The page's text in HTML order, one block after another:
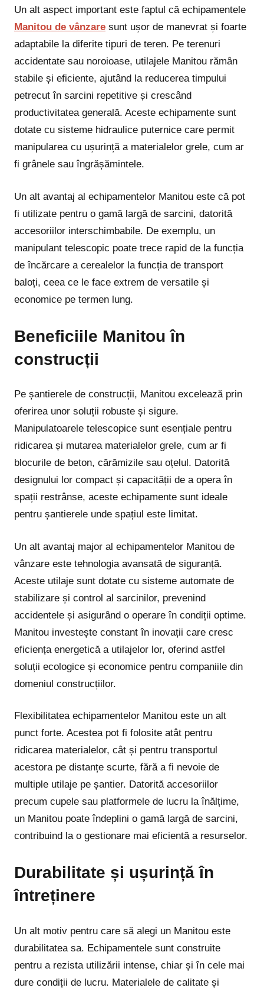
Un alt aspect important este faptul că echipamentele
Manitou de vânzare sunt ușor de manevrat și foarte
adaptabile la diferite tipuri de teren. Pe terenuri
accidentate sau noroioase, utilajele Manitou rămân
stabile și eficiente, ajutând la reducerea timpului
petrecut în sarcini repetitive și crescând
productivitatea generală. Aceste echipamente sunt
dotate cu sisteme hidraulice puternice care permit
manipularea cu ușurință a materialelor grele, cum ar
fi grânele sau îngrășămintele.
Un alt avantaj al echipamentelor Manitou este că pot
fi utilizate pentru o gamă largă de sarcini, datorită
accesoriilor interschimbabile. De exemplu, un
manipulant telescopic poate trece rapid de la funcția
de încărcare a cerealelor la funcția de transport
baloți, ceea ce le face extrem de versatile și
economice pe termen lung.
Beneficiile Manitou în
construcții
Pe șantierele de construcții, Manitou excelează prin
oferirea unor soluții robuste și sigure.
Manipulatoarele telescopice sunt esențiale pentru
ridicarea și mutarea materialelor grele, cum ar fi
blocurile de beton, cărămizile sau oțelul. Datorită
designului lor compact și capacității de a opera în
spații restrânse, aceste echipamente sunt ideale
pentru șantierele unde spațiul este limitat.
Un alt avantaj major al echipamentelor Manitou de
vânzare este tehnologia avansată de siguranță.
Aceste utilaje sunt dotate cu sisteme automate de
stabilizare și control al sarcinilor, prevenind
accidentele și asigurând o operare în condiții optime.
Manitou investește constant în inovații care cresc
eficiența energetică a utilajelor lor, oferind astfel
soluții ecologice și economice pentru companiile din
domeniul construcțiilor.
Flexibilitatea echipamentelor Manitou este un alt
punct forte. Acestea pot fi folosite atât pentru
ridicarea materialelor, cât și pentru transportul
acestora pe distanțe scurte, fără a fi nevoie de
multiple utilaje pe șantier. Datorită accesoriilor
precum cupele sau platformele de lucru la înălțime,
un Manitou poate îndeplini o gamă largă de sarcini,
contribuind la o gestionare mai eficientă a resurselor.
Durabilitate și ușurință în
întreținere
Un alt motiv pentru care să alegi un Manitou este
durabilitatea sa. Echipamentele sunt construite
pentru a rezista utilizării intense, chiar și în cele mai
dure condiții de lucru. Materialele de calitate și